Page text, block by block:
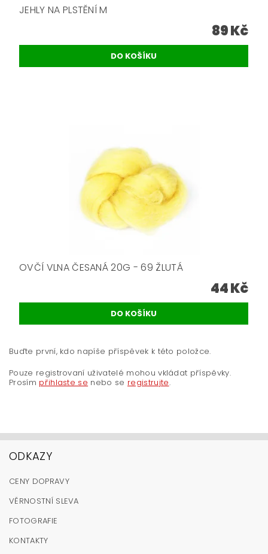
JEHLY NA PLSTĚNÍ M
89 Kč
OVČÍ VLNA ČESANÁ 20G - 69 ŽLUTÁ
44 Kč
Buďte první, kdo napíše příspěvek k této položce.
Pouze registrovaní uživatelé mohou vkládat příspěvky.
Prosím přihlaste se nebo se registrujte.
ODKAZY
CENY DOPRAVY
VĚRNOSTNÍ SLEVA
FOTOGRAFIE
KONTAKTY